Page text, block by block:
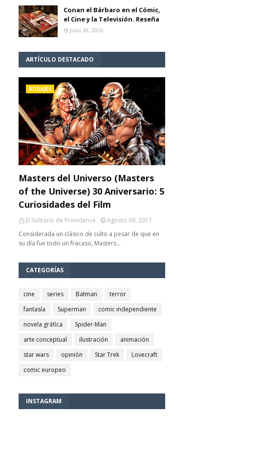
Conan el Bárbaro en el Cómic,
el Cine y la Televisión. Reseña
Julio 30, 2026
ARTÍCULO DESTACADO
RODAJES
Masters del Universo (Masters
of the Universe) 30 Aniversario: 5
Curiosidades del Film
El Solitario de Providence
Agosto 09, 2017
Considerada un clásico de culto a pesar de que en
su día fue todo un fracaso, Masters…
CATEGORÍAS
cine series Batman
terror
fantasía
Superman
comic independiente
novela gráfica
Spider-Man
arte conceptual
ilustración
animación
star wars
opinión Star Trek
Lovecraft
comic europeo
INSTAGRAM